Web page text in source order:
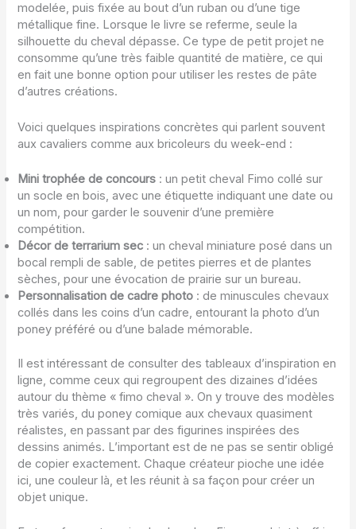
modelée, puis fixée au bout d’un ruban ou d’une tige
métallique fine. Lorsque le livre se referme, seule la
silhouette du cheval dépasse. Ce type de petit projet ne
consomme qu’une très faible quantité de matière, ce qui
en fait une bonne option pour utiliser les restes de pâte
d’autres créations.
Voici quelques inspirations concrètes qui parlent souvent
aux cavaliers comme aux bricoleurs du week-end :
Mini trophée de concours : un petit cheval Fimo collé sur
un socle en bois, avec une étiquette indiquant une date ou
un nom, pour garder le souvenir d’une première
compétition.
Décor de terrarium sec : un cheval miniature posé dans un
bocal rempli de sable, de petites pierres et de plantes
sèches, pour une évocation de prairie sur un bureau.
Personnalisation de cadre photo : de minuscules chevaux
collés dans les coins d’un cadre, entourant la photo d’un
poney préféré ou d’une balade mémorable.
Il est intéressant de consulter des tableaux d’inspiration en
ligne, comme ceux qui regroupent des dizaines d’idées
autour du thème « fimo cheval ». On y trouve des modèles
très variés, du poney comique aux chevaux quasiment
réalistes, en passant par des figurines inspirées des
dessins animés. L’important est de ne pas se sentir obligé
de copier exactement. Chaque créateur pioche une idée
ici, une couleur là, et les réunit à sa façon pour créer un
objet unique.